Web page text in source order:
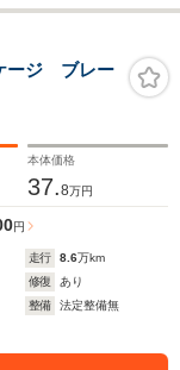
ージ ブレー
本体価格
37.8万円
円
走行 8.6万km
修復
あり
整備
法定整備無